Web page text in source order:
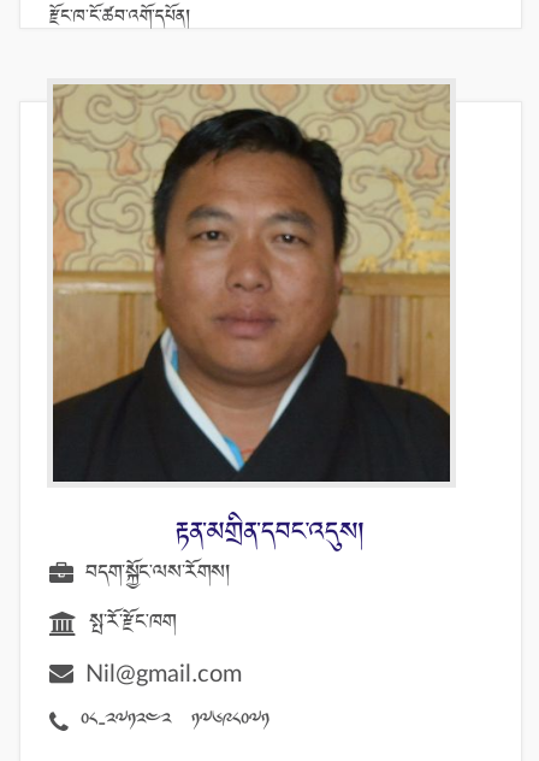
རྫོང་ཁ་ངོ་ཚབ་འགོ་དཔོན།
རྟན༌མགྲིན༌དབང༌འདུས།
བདག་སྐྱོང༌ལས༌རོགས།
སྤ་རོ་རྫོང་ཁག
Nil@gmail.com
08-271242 17698071